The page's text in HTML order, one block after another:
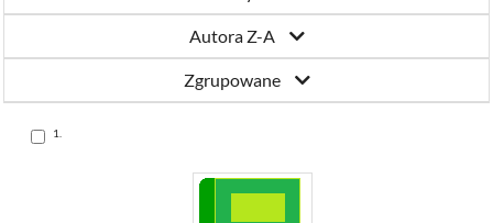
Autora Z-A
Zgrupowane
Skocz
do
1.